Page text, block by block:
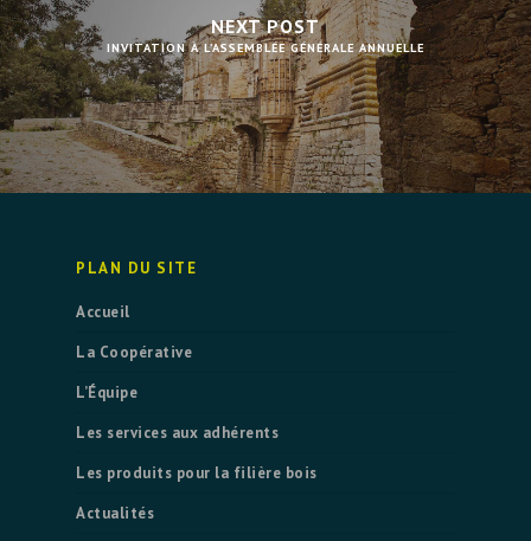
NEXT POST
INVITATION À L’ASSEMBLÉE GÉNÉRALE ANNUELLE
PLAN DU SITE
Accueil
La Coopérative
L’Équipe
Les services aux adhérents
Les produits pour la filière bois
Actualités